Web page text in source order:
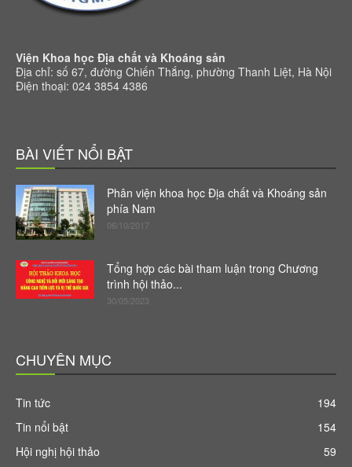
Viện Khoa học Địa chất và Khoáng sản
Địa chỉ: số 67, đường Chiến Thắng, phường Thanh Liệt, Hà Nội
Điện thoại: 024 3854 4386
BÀI VIẾT NỔI BẬT
Phân viện khoa học Địa chất và Khoáng sản
phía Nam
06/10/2017
Tổng hợp các bài tham luận trong Chương
trình hội thảo...
30/05/2023
CHUYÊN MỤC
Tin tức
194
Tin nổi bật
154
Hội nghị hội thảo
59